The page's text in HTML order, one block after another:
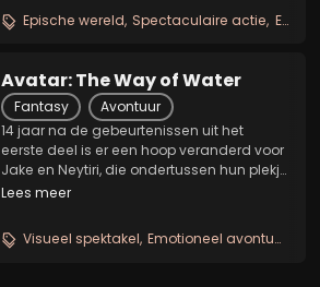
gezin terug naar de adembenemende
wereld van Pandora....
Epische wereld Spectaculaire actie Emotioneel familieverhaal
Avatar: The Way of Water
Fantasy
Avontuur
14 jaar na de gebeurtenissen uit het
eerste deel is er een hoop veranderd voor
Jake en Neytiri, die ondertussen hun plekje
hebben gevonden in het regenwoud van
twee hebben samen drie Na'vi kinderen
en een...
Lees meer
Visueel spektakel Emotioneel avontuur